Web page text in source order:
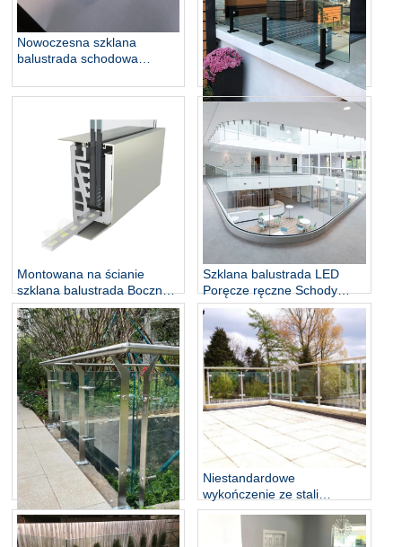
Nowoczesna szklana
balustrada schodowa
Balustrada szklana
Poręcz szklana ze stali
nierdzewnej 316
bezramowa balustrada
balkonowa na schody
wewnętrzna balustrada
zewnętrzna poręcz ze
słupkiem kolumny
Montowana na ścianie
szklana balustrada Boczny
profil szklany Rowek w
kształcie litery U Bezramowa
szklana balustrada Poręcz
schodów
Szklana balustrada LED
Poręcze ręczne Schody
Patio Taras dachowy Poręcz
Promień Zakrzywiona
aluminiowa podstawa
kanału U Szklana balustrada
System słupków szklanych
ze stali nierdzewnej do
Niestandardowe
wykończenie ze stali
nierdzewnej w kolorze
złotym. Nowoczesna
balustrada wewnętrzna